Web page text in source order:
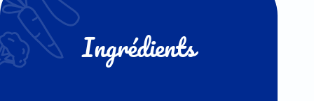
Ingrédients